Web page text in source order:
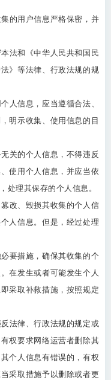
的用户信息严格保密，并
法和《中华人民共和国民
》等法律、行政法规的规
人信息，应当遵循合法、
明示收集、使用信息的目
关的个人信息，不得违反
使用个人信息，并应当依
处理其保存的个人信息。
改、毁损其收集的个人信
人信息。但是，经过处理
要措施，确保其收集的个
在发生或者可能发生个人
采取补救措施，按照规定
法律、行政法规的规定或
权要求网络运营者删除其
个人信息有错误的，有权
采取措施予以删除或者更